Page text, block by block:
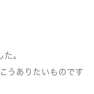
。
うありたいものです